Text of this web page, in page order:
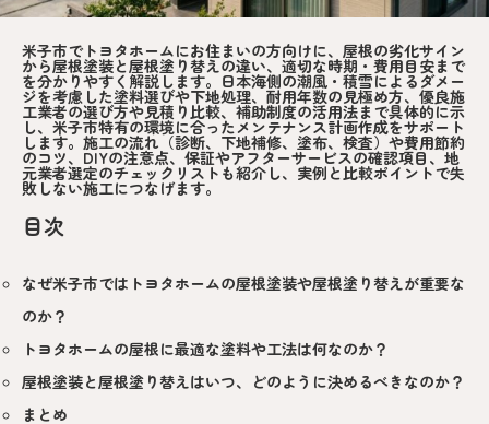
米子市でトヨタホームにお住まいの方向けに、屋根の劣化サイン
から屋根塗装と屋根塗り替えの違い、適切な時期・費用目安まで
を分かりやすく解説します。日本海側の潮風・積雪によるダメー
ジを考慮した塗料選びや下地処理、耐用年数の見極め方、優良施
工業者の選び方や見積り比較、補助制度の活用法まで具体的に示
し、米子市特有の環境に合ったメンテナンス計画作成をサポート
します。施工の流れ（診断、下地補修、塗布、検査）や費用節約
のコツ、DIYの注意点、保証やアフターサービスの確認項目、地
元業者選定のチェックリストも紹介し、実例と比較ポイントで失
敗しない施工につなげます。
目次
なぜ米子市ではトヨタホームの屋根塗装や屋根塗り替えが重要な
のか？
トヨタホームの屋根に最適な塗料や工法は何なのか？
屋根塗装と屋根塗り替えはいつ、どのように決めるべきなのか？
まとめ